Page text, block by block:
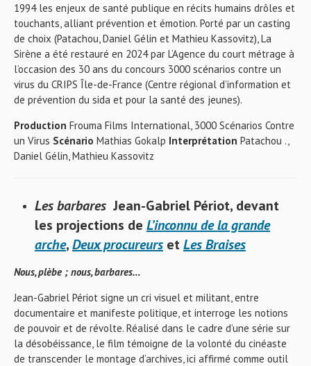
1994 les enjeux de santé publique en récits humains drôles et
touchants, alliant prévention et émotion. Porté par un casting
de choix (Patachou, Daniel Gélin et Mathieu Kassovitz), La
Sirène a été restauré en 2024 par L’Agence du court métrage à
l’occasion des 30 ans du concours 3000 scénarios contre un
virus du CRIPS Île-de-France (Centre régional d’information et
de prévention du sida et pour la santé des jeunes).
Production Frouma Films International, 3000 Scénarios Contre
un Virus Scénario Mathias Gokalp Interprétation Patachou .,
Daniel Gélin, Mathieu Kassovitz
Les barbares Jean-Gabriel Périot, devant
les projections de L’inconnu de la grande
arche,Deux procureurs etLes Braises
Nous, plèbe ; nous, barbares…
Jean-Gabriel Périot signe un cri visuel et militant, entre
documentaire et manifeste politique, et interroge les notions
de pouvoir et de révolte. Réalisé dans le cadre d’une série sur
la désobéissance, le film témoigne de la volonté du cinéaste
de transcender le montage d’archives, ici affirmé comme outil